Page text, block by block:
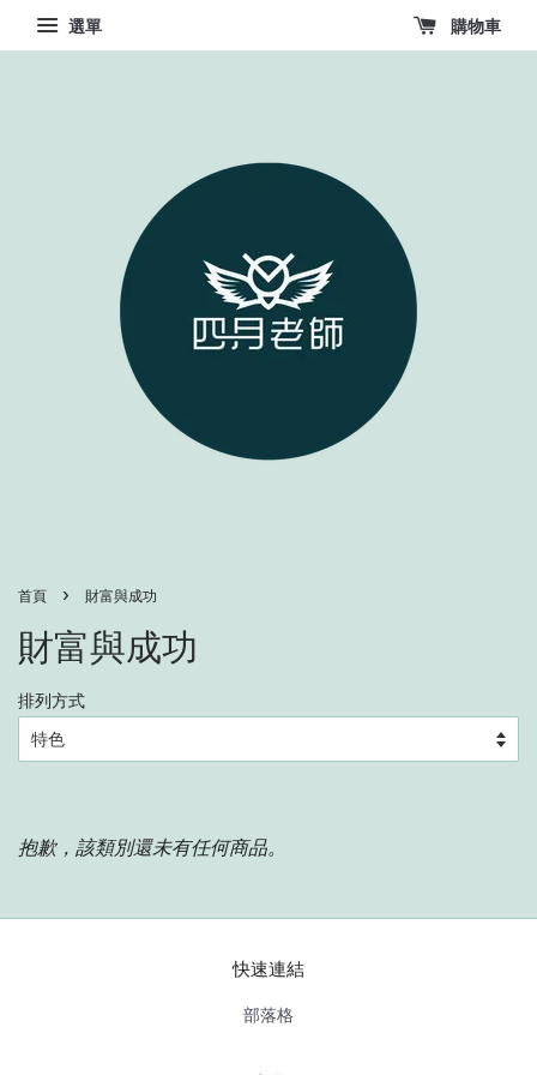
選單 購物車
首頁 › 財富與成功
財富與成功
排列方式
抱歉，該類別還未有任何商品。
快速連結
部落格